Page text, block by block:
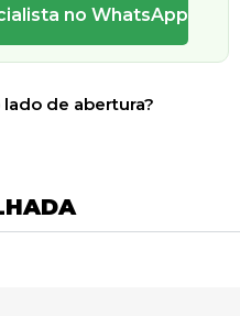
no WhatsApp
de abertura?